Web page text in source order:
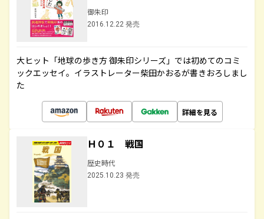
御朱印
2016.12.22 発売
大ヒット「地球の歩き方 御朱印シリーズ」では初めてのコミ
ックエッセイ。イラストレーター柴田かおるが書きおろしまし
た
詳細を見る
Ｈ０１ 戦国
歴史時代
2025.10.23 発売